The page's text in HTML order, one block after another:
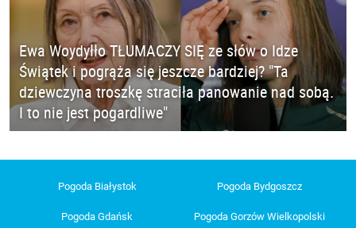
Ewa Woydyłło TŁUMACZY SIĘ ze słów o Idze
Świątek i pogrąża się jeszcze bardziej? "Ta
dziewczyna troszkę straciła panowanie nad sobą.
I to nie jest pogardliwe"
Pogoda Białystok Pogoda Bydgoszcz
Pogoda Gdańsk
Pogoda Gorzów Wielkopolski